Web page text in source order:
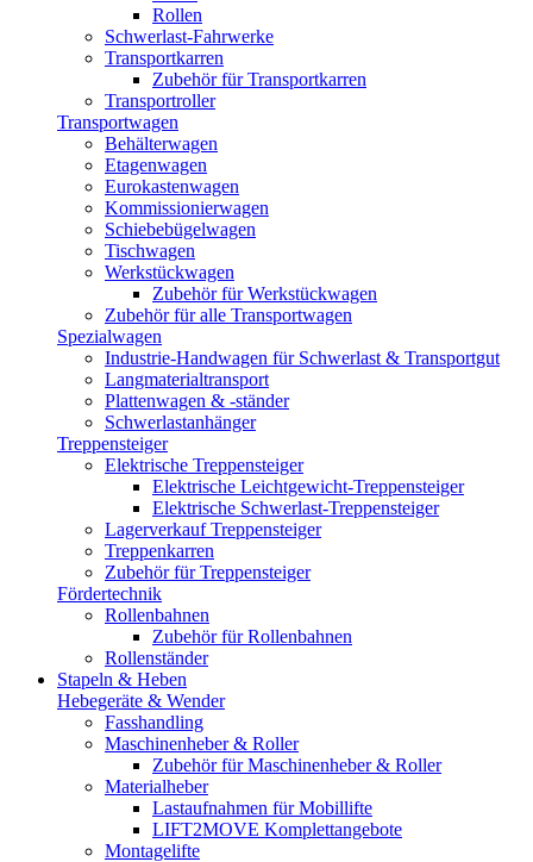
Rollen
Schwerlast-Fahrwerke
Transportkarren
Zubehör für Transportkarren
Transportroller
Transportwagen
Behälterwagen
Etagenwagen
Eurokastenwagen
Kommissionierwagen
Schiebebügelwagen
Tischwagen
Werkstückwagen
Zubehör für Werkstückwagen
Zubehör für alle Transportwagen
Spezialwagen
Industrie-Handwagen für Schwerlast & Transportgut
Langmaterialtransport
Plattenwagen & -ständer
Schwerlastanhänger
Treppensteiger
Elektrische Treppensteiger
Elektrische Leichtgewicht-Treppensteiger
Elektrische Schwerlast-Treppensteiger
Lagerverkauf Treppensteiger
Treppenkarren
Zubehör für Treppensteiger
Fördertechnik
Rollenbahnen
Zubehör für Rollenbahnen
Rollenständer
Stapeln & Heben
Hebegeräte & Wender
Fasshandling
Maschinenheber & Roller
Zubehör für Maschinenheber & Roller
Materialheber
Lastaufnahmen für Mobillifte
LIFT2MOVE Komplettangebote
Montagelifte